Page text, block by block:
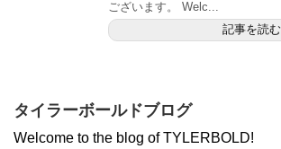
ございます。 Welc...
記事を読む
タイラーボールドブログ
Welcome to the blog of TYLERBOLD!